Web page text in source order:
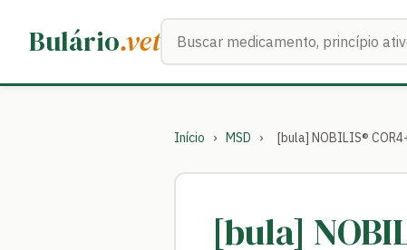
Bulário.vetBuscar medicamentos
Início › MSD › [bula] NOBILIS®
[bula]